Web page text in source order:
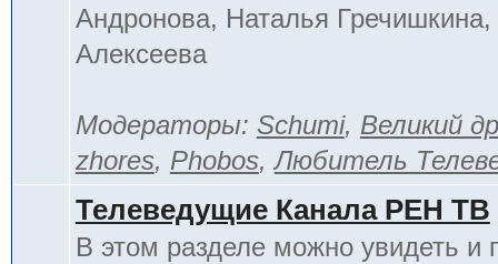
Андронова, Наталья
Алексеева
Модераторы: Schumi, Великий
zhores, Phobos,Любитель
Телеведущие Канала РЕН ТВ
В этом разделе можно увидеть и